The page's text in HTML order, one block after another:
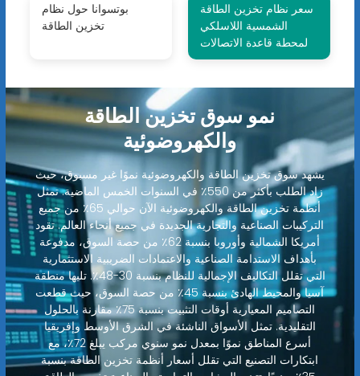
بوتسوانا حول نظام
تخزين الطاقة
سعر نظام تخزين الطاقة
الشمسية اللاسلكي
لمحطة قاعدة الاتصالات
نمو سوق تخزين الطاقة
والكهروضوئية
يشهد سوق تخزين الطاقة والكهروضوئية نموًا غير مسبوق، حيث
زاد الطلب بأكثر من 550٪ في السنوات الخمس الماضية. تمثل
أنظمة تخزين الطاقة والكهروضوئية الآن حوالي 65٪ من جميع
التركيبات الصناعية والتجارية الجديدة في جميع أنحاء العالم. تقود
أمريكا الشمالية وأوروبا بنسبة 62٪ من حصة السوق، مدفوعة
بأهداف الاستدامة الصناعية والاعتمادات الضريبية الاستثمارية
التي تقلل التكاليف الإجمالية للنظام بنسبة 30-48٪. تليها منطقة
آسيا والمحيط الهادئ بنسبة 45٪ من حصة السوق، حيث قطعت
التصاميم المعيارية أوقات التثبيت بنسبة 75٪ مقارنة بالحلول
التقليدية. تمثل الأسواق الناشئة في الشرق الأوسط وإفريقيا
أسرع المناطق نموًا بمعدل نمو سنوي مركب يبلغ 72٪، مع
ابتكارات التصنيع التي تقلل أسعار أنظمة تخزين الطاقة بنسبة